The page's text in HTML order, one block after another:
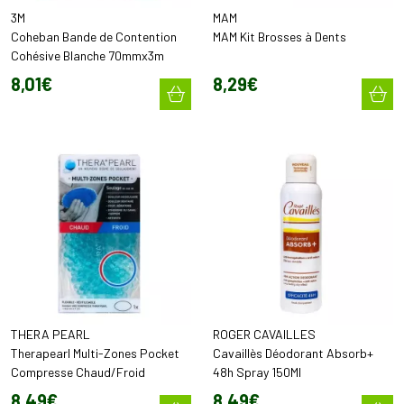
3M
Coheban Bande de Contention
Cohésive Blanche 70mmx3m
8,01€
MAM
MAM Kit Brosses à Dents
8,29€
THERA PEARL
Therapearl Multi-Zones Pocket
Compresse Chaud/Froid
ROGER CAVAILLES
Cavaillès Déodorant Absorb+
48h Spray 150Ml